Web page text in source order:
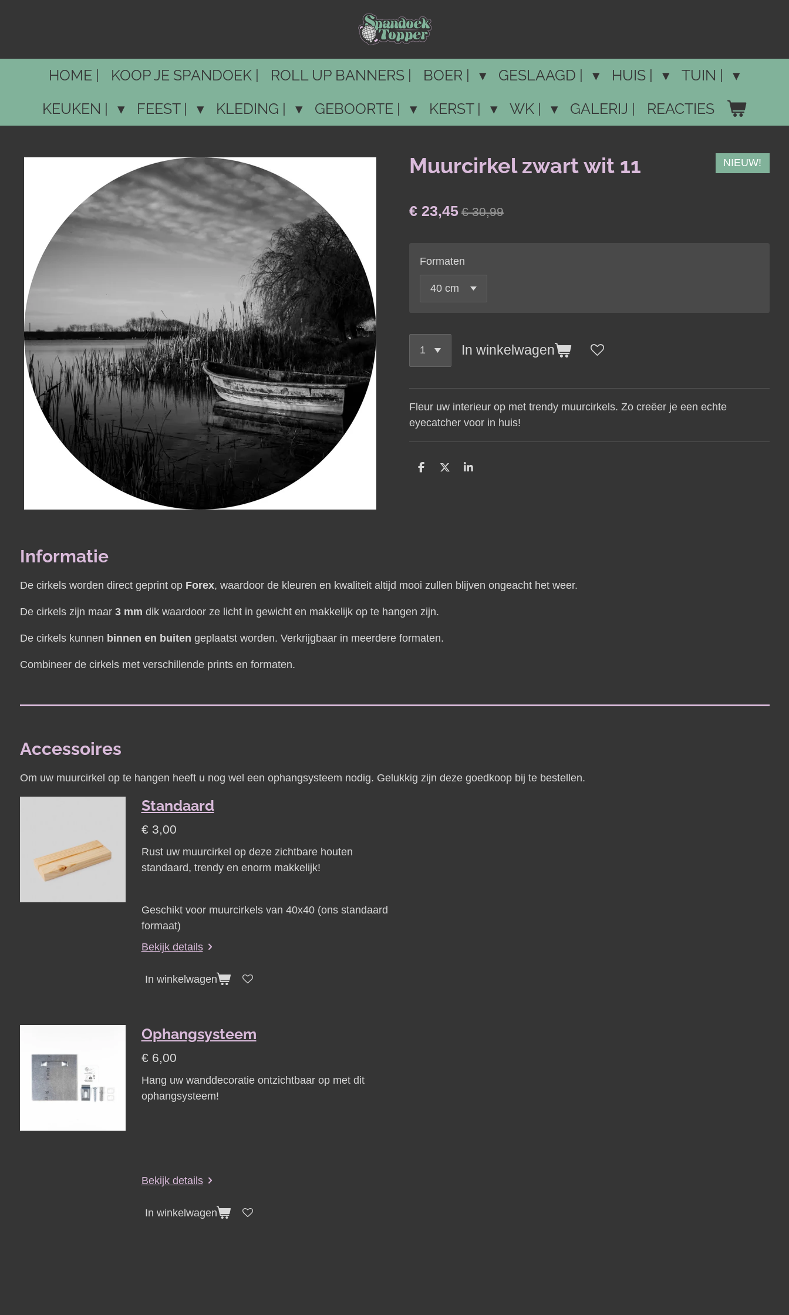
de
hoofdinhoudHOME | KOOP JE SPANDOEK | ROLL UP BANNERS | BOER | GESLAAGD | HUIS |
TUIN |
KEUKEN |
FEEST | KLEDING | GEBOORTE | KERST | WK | GALERIJ | REACTIES
Muurcirkel zwart wit 11 NIEUW!
€ 23,45 € 30,99
Formaten
In winkelwagen
Fleur uw interieur op met trendy muurcirkels. Zo creëer je een echte
eyecatcher voor in huis!
D
D
S
Informatie
De cirkels worden direct geprint op Forex, waardoor de kleuren en kwaliteit altijd mooi zullen blijven ongeacht het weer.
De cirkels zijn maar 3 mm dik waardoor ze licht in gewicht en makkelijk op te hangen zijn.
De cirkels kunnen binnen en buiten geplaatst worden. Verkrijgbaar in meerdere formaten.
Combineer de cirkels met verschillende prints en formaten.
Accessoires
Om uw muurcirkel op te hangen heeft u nog wel een ophangsysteem nodig. Gelukkig zijn deze goedkoop bij te bestellen.
Standaard
€ 3,00
Rust uw muurcirkel op deze zichtbare houten
standaard, trendy en enorm makkelijk!
Geschikt voor muurcirkels van 40x40 (ons standaard
formaat)
Bekijk details
In winkelwagen
Ophangsysteem
€ 6,00
Hang uw wanddecoratie ontzichtbaar op met dit
ophangsysteem!
Bekijk details
In winkelwagen